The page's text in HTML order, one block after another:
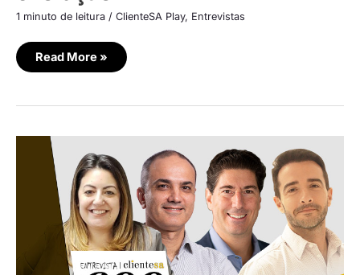
1 minuto de leitura / ClienteSA Play, Entrevistas
Read More »
Mercado
está
preparado
para
uma
constante
transformação?